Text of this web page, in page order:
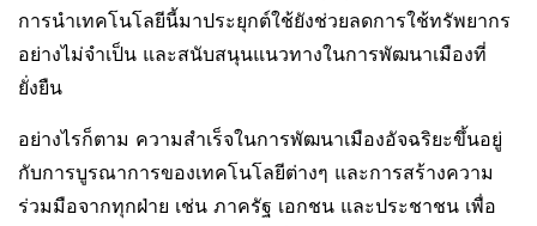
การนำเทคโนโลยีนี้มาประยุกต์ใช้ยังช่วยลดการใช้ทรัพยากร
อย่างไม่จำเป็น และสนับสนุนแนวทางในการพัฒนาเมืองที่
ยั่งยืน
อย่างไรก็ตาม ความสำเร็จในการพัฒนาเมืองอัจฉริยะขึ้นอยู่
กับการบูรณาการของเทคโนโลยีต่างๆ และการสร้างความ
ร่วมมือจากทุกฝ่าย เช่น ภาครัฐ เอกชน และประชาชน เพื่อ